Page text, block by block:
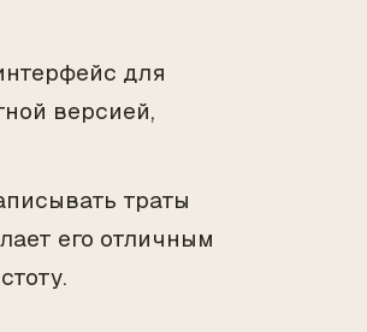
для
версией,
траты
его отличным